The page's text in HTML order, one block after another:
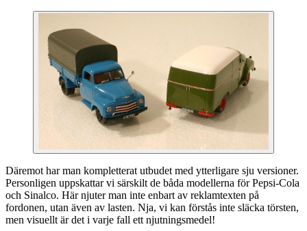
Däremot har man kompletterat utbudet med ytterligare sju versioner.
Personligen uppskattar vi särskilt de båda modellerna för Pepsi-Cola
och Sinalco. Här njuter man inte enbart av reklamtexten på
fordonen, utan även av lasten. Nja, vi kan förstås inte släcka törsten,
men visuellt är det i varje fall ett njutningsmedel!